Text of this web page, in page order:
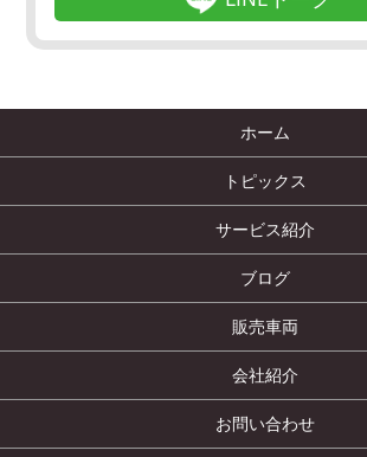
ホーム
トピックス
サービス紹介
ブログ
販売車両
会社紹介
お問い合わせ